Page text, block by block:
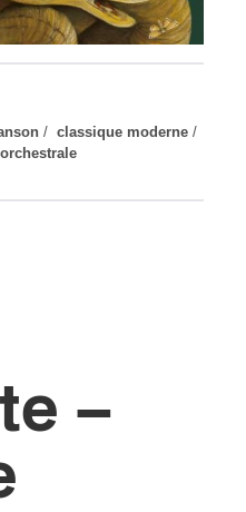
/ classique moderne /
–